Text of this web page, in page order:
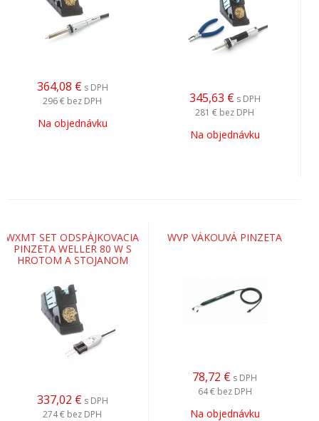
364,08 € s DPH
296 € bez DPH
Na objednávku
345,63 € s DPH
281 € bez DPH
Na objednávku
WXMT SET ODSPÁJKOVACIA
PINZETA WELLER 80 W S
HROTOM A STOJANOM
337,02 € s DPH
274 € bez DPH
WVP VÁKOUVÁ PINZETA
78,72 € s DPH
64 € bez DPH
Na objednávku